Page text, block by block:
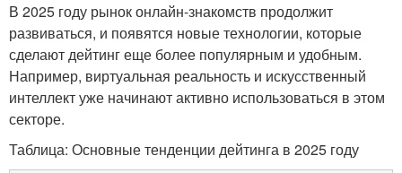
В 2025 году рынок онлайн-знакомств продолжит
развиваться, и появятся новые технологии, которые
сделают дейтинг еще более популярным и удобным.
Например, виртуальная реальность и искусственный
интеллект уже начинают активно использоваться в этом
секторе.
Таблица: Основные тенденции дейтинга в 2025 году